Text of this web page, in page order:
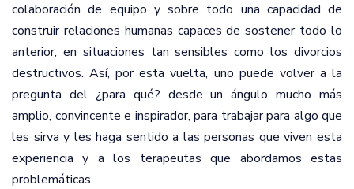
colaboración de equipo y sobre todo una capacidad de
construir relaciones humanas capaces de sostener todo lo
anterior, en situaciones tan sensibles como los divorcios
destructivos. Así, por esta vuelta, uno puede volver a la
pregunta del ¿para qué? desde un ángulo mucho más
amplio, convincente e inspirador, para trabajar para algo que
les sirva y les haga sentido a las personas que viven esta
experiencia y a los terapeutas que abordamos estas
problemáticas.